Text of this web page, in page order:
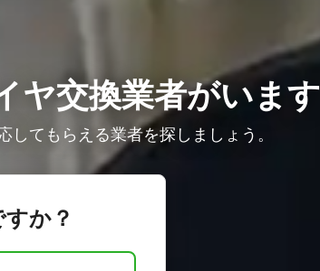
ヤ交換業者がいます
てもらえる業者を探しましょう。
か？